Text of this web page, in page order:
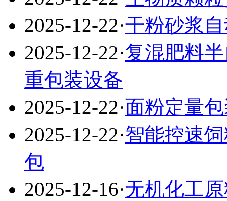
2025-12-22·干粉砂浆
2025-12-22·复混肥料
重包装设备
2025-12-22·面粉定量
2025-12-22·智能控速
包
2025-12-16·无机化工